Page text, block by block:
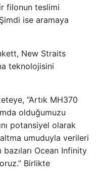
filonun teslimi
ise aramaya
New Straits
teknolojisini
“Artık MH370
olduğumuzu
potansiyel olarak
umuduyla verileri
Ocean Infinity
Birlikte